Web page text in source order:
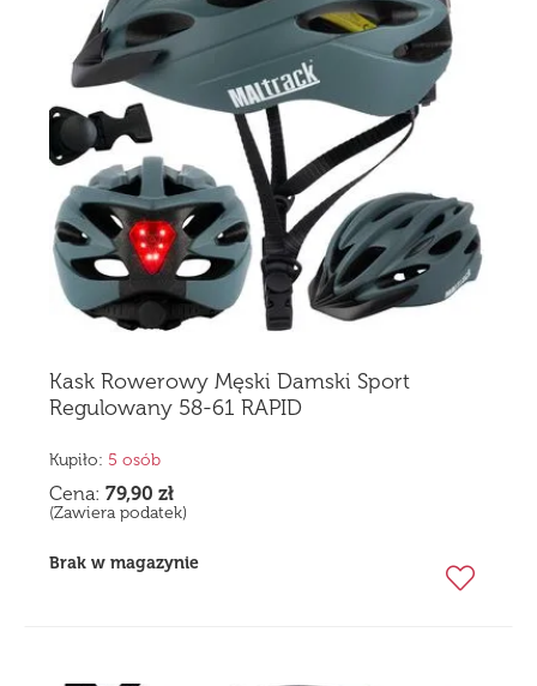
Kask Rowerowy Męski Damski Sport
Regulowany 58-61 RAPID
Kupiło: 5 osób
Cena: 79,90 zł
(Zawiera podatek)
Brak w magazynie